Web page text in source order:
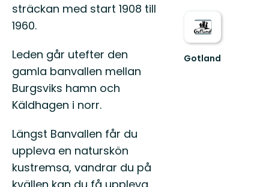
sträckan med start 1908 till
1960.
Leden går utefter den
gamla banvallen mellan
Burgsviks hamn och
Käldhagen i norr.
Längst Banvallen får du
uppleva en naturskön
kustremsa, vandrar du på
Gotland